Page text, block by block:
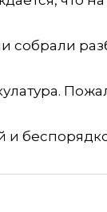
собрали
и